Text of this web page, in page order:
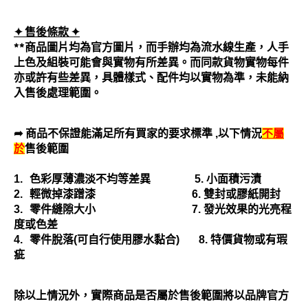
✦ 售後條款✦
**商品圖片均為官方圖片，而手辦均為流水線生產，人手
上色及組裝可能會與實物有所差異。而同款貨物實物每件
亦或許有些差異，具體樣式、配件均以實物為準，未能納
入售後處理範圍。
➦ 商品不保證能滿足所有買家的要求標準 ,以下情況不屬
於售後範圍
1. 色彩厚薄濃淡不均等差異 5. 小面積污漬
2. 輕微掉漆蹭漆 6. 雙封或膠紙開封
3. 零件縫隙大小 7. 發光效果的光亮程
度或色差
4. 零件脫落(可自行使用膠水黏合) 8. 特價貨物或有瑕
疵
除以上情況外，實際商品是否屬於售後範圍將以品牌官方